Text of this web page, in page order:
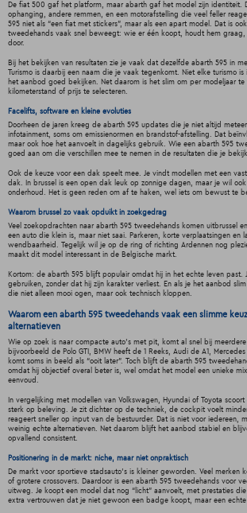
De fiat 500 gaf het platform, maar abarth gaf het model zijn identiteit.
ophanging, andere remmen, en een motorafstelling die veel feller
595 niet als “een fiat met stickers”, maar als een apart model. Dat is
tweedehands vaak snel beweegt: wie er één koopt, houdt hem
door.
Bij het bekijken van resultaten zie je vaak dat dezelfde abarth 595 in
Turismo is daarbij een naam die je vaak tegenkomt. Niet elke turismo
het aanbod goed bekijken. Net daarom is het slim om per modeljaar te
kilometerstand of prijs te selecteren.
Facelifts, software en kleine evoluties
Doorheen de jaren kreeg de abarth 595 updates die je niet altijd
infotainment, soms om emissienormen en brandstof-afstelling. Dat
maar ook hoe het aanvoelt in dagelijks gebruik. Wie een abarth 595
goed aan om die verschillen mee te nemen in de resultaten die je
Ook de keuze voor een dak speelt mee. Je vindt modellen met een
dak. In brussel is een open dak leuk op zonnige dagen, maar je wil
onderhoud. Het is geen reden om af te haken, wel iets om bewust te
Waarom brussel zo vaak opduikt in zoekgedrag
Veel zoekopdrachten naar abarth 595 tweedehands komen uitbrussel
een auto die klein is, maar niet saai. Parkeren, korte verplaatsingen en
wendbaarheid. Tegelijk wil je op de ring of richting Ardennen nog
maakt dit model interessant in de Belgische markt.
Kortom: de abarth 595 blijft populair omdat hij in het echte leven past.
gebruiken, zonder dat hij zijn karakter verliest. En als je het aanbod
die niet alleen mooi ogen, maar ook technisch kloppen.
Waarom een abarth 595 tweedehands vaak een slimme
alternatieven
Wie op zoek is naar compacte auto's met pit, komt al snel bij
bijvoorbeeld de Polo GTI, BMW heeft de 1 Reeks, Audi de A1,
komt soms in beeld als “ooit later”. Toch blijft de abarth 595
omdat hij objectief overal beter is, wel omdat het model een unieke
eenvoud.
In vergelijking met modellen van Volkswagen, Hyundai of Toyota
sterk op beleving. Je zit dichter op de techniek, de cockpit voelt
reageert sneller op input van de bestuurder. Dat is niet voor iedereen,
weinig echte alternatieven. Net daarom blijft het aanbod stabiel en
opvallend consistent.
Positionering in de markt: niche, maar niet onpraktisch
De markt voor sportieve stadsauto's is kleiner geworden. Veel merken
of grotere crossovers. Daardoor is een abarth 595 tweedehands voor
uitweg. Je koopt een model dat nog “licht” aanvoelt, met prestaties
extra vertrouwen dat je niet gewoon een badge koopt, maar een echte